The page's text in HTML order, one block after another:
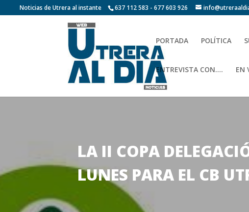
Noticias de Utrera al instante 637 112 583 - 677 603 926
PORTADA POLÍTICA
ENTREVISTA CON…. EN
LA II COPA
LUNES PARA EL CB